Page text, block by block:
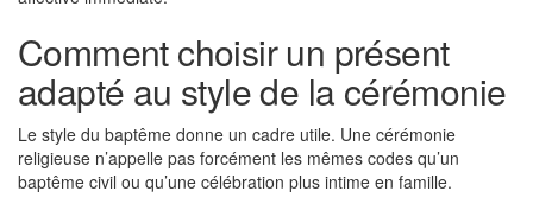
Comment choisir un présent
adapté au style de la cérémonie
Le style du baptême donne un cadre utile. Une cérémonie
religieuse n’appelle pas forcément les mêmes codes qu’un
baptême civil ou qu’une célébration plus intime en famille.